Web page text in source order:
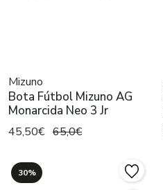
Mizuno
Bota Fútbol Mizuno AG
Monarcida Neo 3 Jr
45,50€ 65,0€
30%